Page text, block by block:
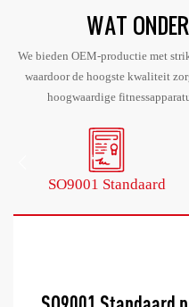
WAT
We bieden OEM-productie met
waardoor de hoogste kwaliteit
hoogwaardige
SO9001 Standaard